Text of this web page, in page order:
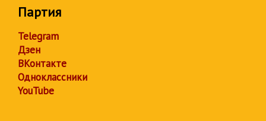
Партия
Telegram
Дзен
ВКонтакте
Одноклассники
YouTube